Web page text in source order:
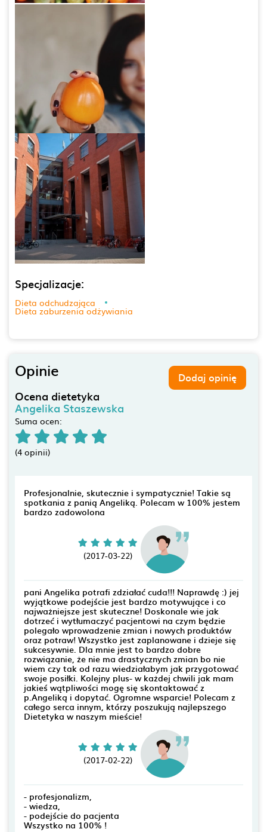
Specjalizacje:
Dieta odchudzająca
Dieta zaburzenia odżywiania
Opinie Dodaj opinię
Ocena dietetyka
Angelika Staszewska
Suma ocen:
(4 opinii)
Profesjonalnie, skutecznie i sympatycznie! Takie są
spotkania z panią Angeliką. Polecam w 100% jestem
bardzo zadowolona
(2017-03-22)
pani Angelika potrafi zdziałać cuda!!! Naprawdę :) jej
wyjątkowe podejście jest bardzo motywujące i co
najważniejsze jest skuteczne! Doskonale wie jak
dotrzeć i wytłumaczyć pacjentowi na czym będzie
polegało wprowadzenie zmian i nowych produktów
oraz potraw! Wszystko jest zaplanowane i dzieje się
sukcesywnie. Dla mnie jest to bardzo dobre
rozwiązanie, że nie ma drastycznych zmian bo nie
wiem czy tak od razu wiedziałabym jak przygotować
swoje posiłki. Kolejny plus- w każdej chwili jak mam
jakieś wątpliwości mogę się skontaktować z
p.Angeliką i dopytać. Ogromne wsparcie! Polecam z
całego serca innym, którzy poszukują najlepszego
Dietetyka w naszym mieście!
(2017-02-22)
- profesjonalizm,
- wiedza,
- podejście do pacjenta
Wszystko na 100% !